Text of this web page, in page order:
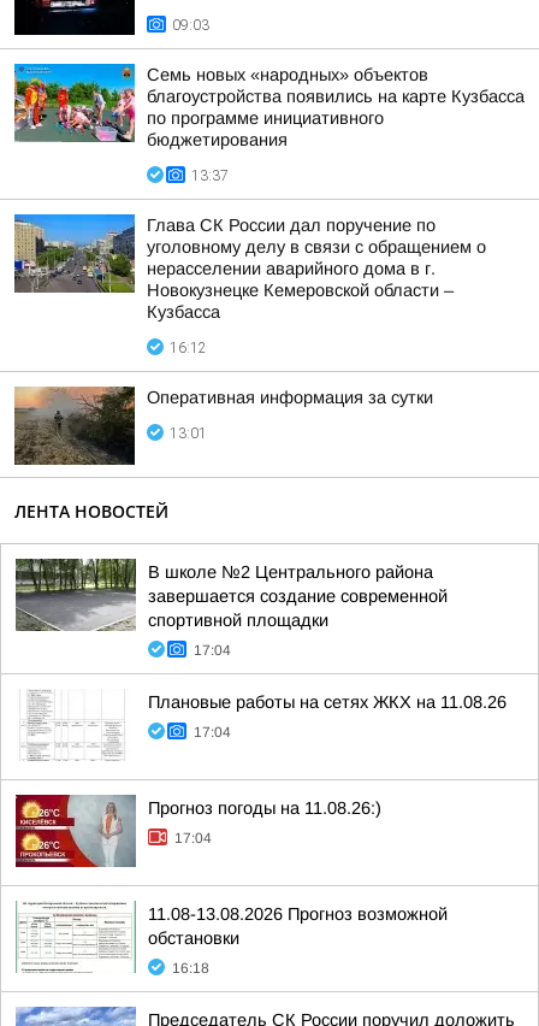
09:03
Семь новых «народных» объектов
благоустройства появились на карте Кузбасса
по программе инициативного
бюджетирования
13:37
Глава СК России дал поручение по
уголовному делу в связи с обращением о
нерасселении аварийного дома в г.
Новокузнецке Кемеровской области –
Кузбасса
16:12
Оперативная информация за сутки
13:01
ЛЕНТА НОВОСТЕЙ
В школе №2 Центрального района
завершается создание современной
спортивной площадки
17:04
Плановые работы на сетях ЖКХ на 11.08.26
17:04
Прогноз погоды на 11.08.26:)
17:04
11.08-13.08.2026 Прогноз возможной
обстановки
16:18
Председатель СК России поручил доложить